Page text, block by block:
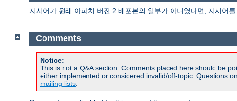
지시어가 원래 아파치 버전 2 배포본의 일부가 아니였다면, 지시어
Comments
Notice:
This is not a Q&A section. Comments placed here should be
either implemented or considered invalid/off-topic. Questions
mailing lists